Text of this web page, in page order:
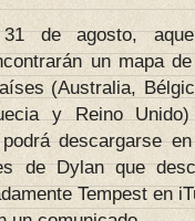
de agosto,
un mapa
(Australia,
y Reino
descargarse
de Dylan que
Tempest en